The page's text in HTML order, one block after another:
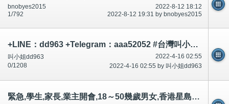
2022-8-12 18:12
bnobyes2015
2022-8-12 19:31 by bnobyes2015
1/792
+LINE：dd963 +Telegram：aaa52052 #台灣叫小姐 #台中叫小姐 #台北叫小姐 #高雄叫小姐 #新竹叫小姐 #台南叫小姐 #彰化叫小
2022-4-16 02:55
叫小姐dd963
2022-4-16 02:55 by 叫小姐dd963
0/1208
緊急,學生,家長,業主開會,18～50幾歲男女,香港星島日報,明報,大公報,頭條日報承認什麼?討論區有提及～相片公開